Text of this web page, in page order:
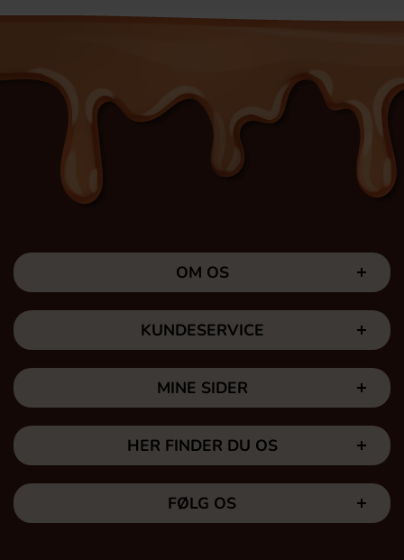
OM OS
KUNDESERVICE
MINE SIDER
HER FINDER DU OS
FØLG OS